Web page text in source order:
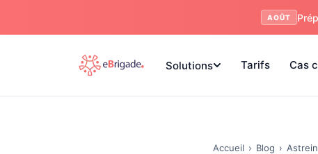
AOÛT
Solutions Tarifs Cas
Accueil › Blog ›